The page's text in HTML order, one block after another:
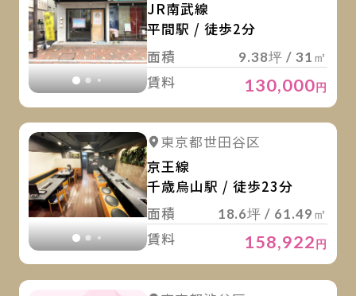
JR南武線
平間駅 / 徒歩2分
面積
9.38坪 / 31㎡
賃料 130,000円
詳細を見る
東京都世田谷区
京王線
千歳烏山駅 / 徒歩23分
面積
18.6坪 / 61.49㎡
賃料 158,922 円